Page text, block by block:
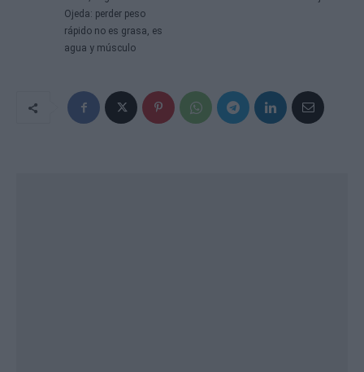
Ojeda: perder peso
rápido no es grasa, es
agua y músculo